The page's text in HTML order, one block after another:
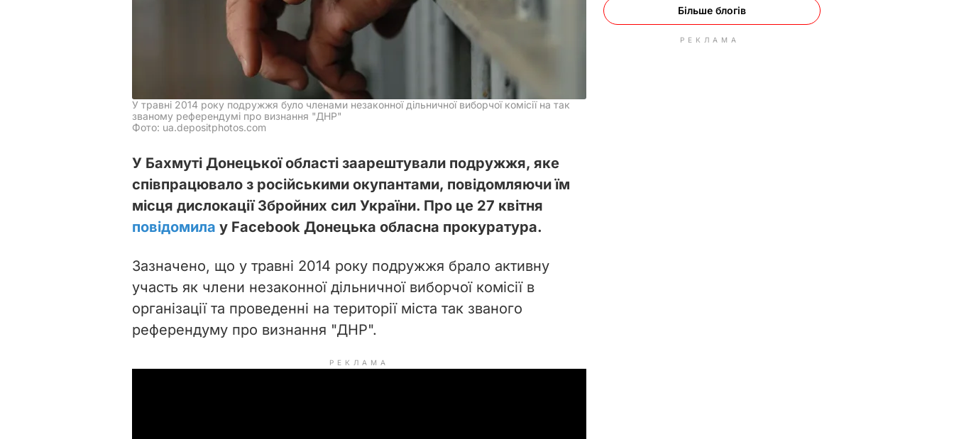
У травні 2014 року подружжя було членами незаконної дільничної виборчої комісії на так
званому референдумі про визнання "ДНР"
Фото: ua.depositphotos.com
У Бахмуті Донецької області заарештували подружжя, яке
співпрацювало з російськими окупантами, повідомляючи їм
місця дислокації Збройних сил України. Про це 27 квітня
повідомила у Facebook Донецька обласна прокуратура.
Зазначено, що у травні 2014 року подружжя брало активну
участь як члени незаконної дільничної виборчої комісії в
організації та проведенні на території міста так званого
референдуму про визнання "ДНР".
РЕКЛАМА
Більше блогів
РЕКЛАМА